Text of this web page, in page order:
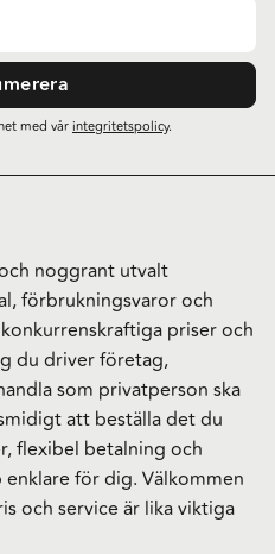
med vårintegritetspolicy.
noggrant utvalt
förbrukningsvaror och
priser och
du driver företag,
som privatperson ska
att beställa det du
flexibel betalning och
för dig. Välkommen
och service är lika viktiga